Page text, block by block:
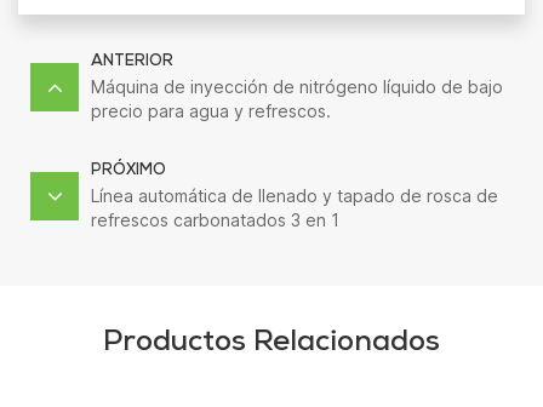
ANTERIOR
Máquina de inyección de nitrógeno líquido de bajo
precio para agua y refrescos.
PRÓXIMO
Línea automática de llenado y tapado de rosca de
refrescos carbonatados 3 en 1
Productos Relacionados